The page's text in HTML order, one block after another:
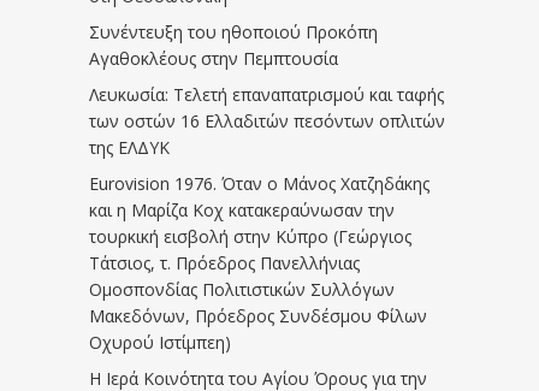
Συνέντευξη του ηθοποιού Προκόπη
Αγαθοκλέους στην Πεμπτουσία
Λευκωσία: Τελετή επαναπατρισμού και ταφής
των οστών 16 Ελλαδιτών πεσόντων οπλιτών
της ΕΛΔΥΚ
Eurovision 1976. Όταν ο Μάνος Χατζηδάκης
και η Μαρίζα Κοχ κατακεραύνωσαν την
τουρκική εισβολή στην Κύπρο (Γεώργιος
Τάτσιος, τ. Πρόεδρος Πανελλήνιας
Ομοσπονδίας Πολιτιστικών Συλλόγων
Μακεδόνων, Πρόεδρος Συνδέσμου Φίλων
Οχυρού Ιστίμπεη)
Η Ιερά Κοινότητα του Αγίου Όρους για την